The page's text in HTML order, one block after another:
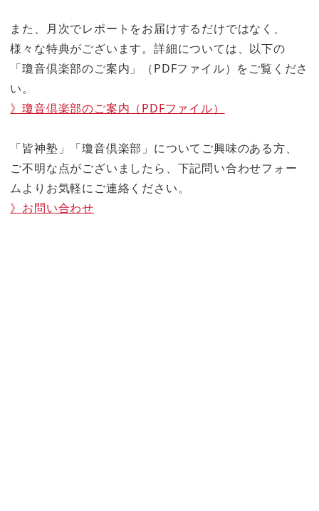
また、月次でレポートをお届けするだけではなく、
様々な特典がございます。詳細については、以下の
「瓊音倶楽部のご案内」（PDFファイル）をご覧くださ
い。
》瓊音倶楽部のご案内（PDFファイル）
「皆神塾」「瓊音倶楽部」についてご興味のある方、
ご不明な点がございましたら、下記問い合わせフォー
ムよりお気軽にご連絡ください。
》お問い合わせ